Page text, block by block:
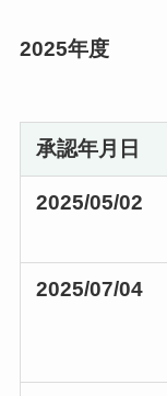
2025年度
承認年月日
2025/05/02
2025/07/04